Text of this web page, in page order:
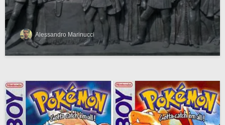
Alessandro Marinucci